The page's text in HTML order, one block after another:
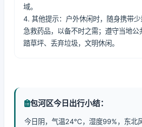
域。
4. 其他提示：户外休闲时，随身携带少
急救药品，以备不时之需；遵守当地公
踏草坪、丢弃垃圾，文明休闲。
包河区今日出行小结：
今日阴，气温24℃，湿度99%，东北